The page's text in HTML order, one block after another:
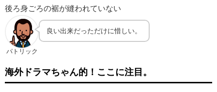
後ろ身ごろの裾が縫われていない
パトリック
良い出来だっただけに惜しい。
海外ドラマちゃん的！ここに注目。